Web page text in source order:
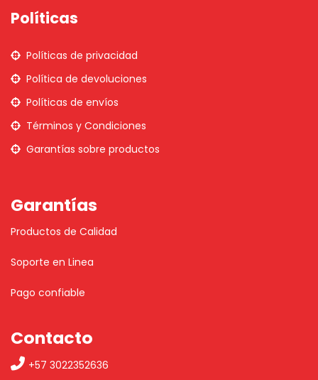
Políticas
Políticas de privacidad
Política de devoluciones
Políticas de envíos
Términos y Condiciones
Garantías sobre productos
Garantías
Productos de Calidad
Soporte en Linea
Pago confiable
Contacto
+57 3022352636